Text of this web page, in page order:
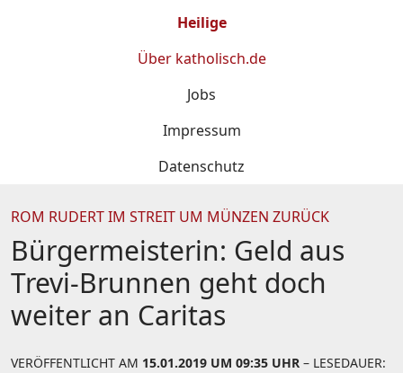
Heilige
Über katholisch.de
Jobs
Impressum
Datenschutz
ROM RUDERT IM STREIT UM MÜNZEN ZURÜCK
Bürgermeisterin: Geld aus
Trevi-Brunnen geht doch
weiter an Caritas
VERÖFFENTLICHT AM 15.01.2019 UM 09:35 UHR – LESEDAUER: